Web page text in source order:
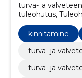
turva- ja
tuleohutus,
ja hooldamine,
isoleerimine,
kinnitamine
turva- ja
turva- ja